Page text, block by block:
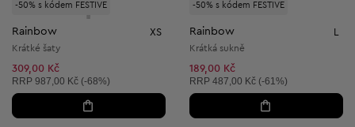
-50% s kódem FESTIVE
Rainbow XS
Krátké šaty
309,00 Kč
Doporučená cena:
RRP 987,00 Kč (-68%)
-50% s kódem FESTIVE
Rainbow
Krátká sukně
189,00 Kč
Doporučená cena:
RRP 487,00 Kč (-61%)